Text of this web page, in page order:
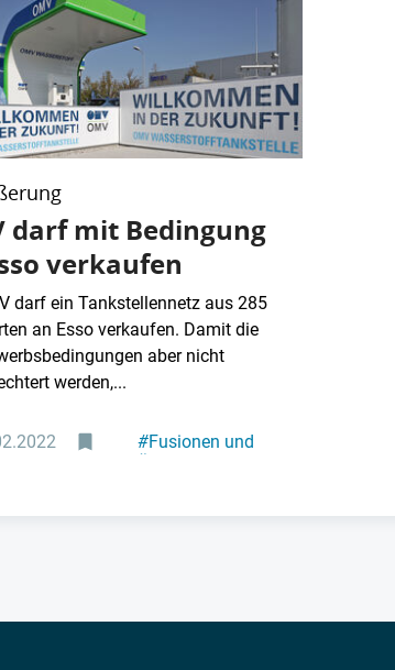
darf mit Bedingung
verkaufen
darf ein Tankstellennetz aus 285
an Esso verkaufen. Damit die
aber nicht
werden,...
#Fusionen und